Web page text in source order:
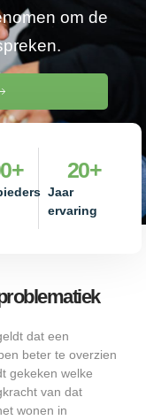
om de
+
Jaar
ervaring
20+
dat een
beter te overzien
gekeken welke
van dat
wonen in